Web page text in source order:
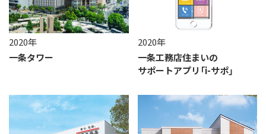
2020年
一条タワー
2020年
一条工務店住まいの
サポートアプリ「i-サポ」